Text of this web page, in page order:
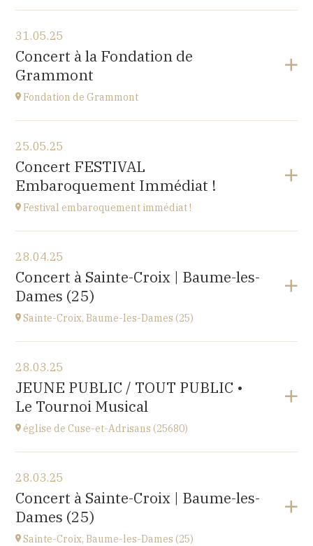
Cuse-et-Adrisans
(25680)
à20H
31.05.25
Concert à la Fondation de
Grammont
Fondation de Grammont
Fondation de Grammont
205 rue de l'Hôpital, 70110 VILLERSEXEL
à14H
25.05.25
Concert FESTIVAL
Embaroquement Immédiat !
Festival embaroquement immédiat !
Le Nord (59)
à14H30
Accéder au site
28.04.25
Concert à Sainte-Croix | Baume-les-
Dames (25)
Sainte-Croix, Baume-les-Dames (25)
EHPAD du Centre hospitalier Sainte-Croix,
1 avenue du Président Kennedy, 25110 BAUME-LES-
DAMES
28.03.25
JEUNE PUBLIC / TOUT PUBLIC •
Le Tournoi Musical
église de Cuse-et-Adrisans (25680)
Cuse-et-Adrisans
(25680)
à18H30
28.03.25
Concert à Sainte-Croix | Baume-les-
Dames (25)
Sainte-Croix, Baume-les-Dames (25)